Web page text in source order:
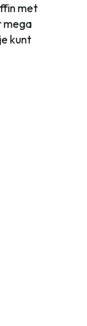
met
mega
kunt